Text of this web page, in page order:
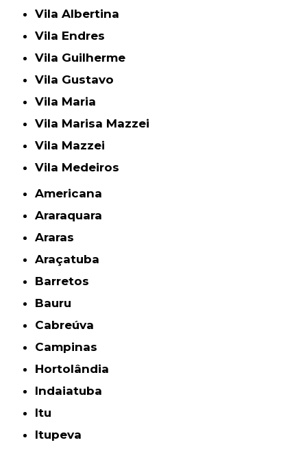
Vila Albertina
Vila Endres
Vila Guilherme
Vila Gustavo
Vila Maria
Vila Marisa Mazzei
Vila Mazzei
Vila Medeiros
Americana
Araraquara
Araras
Araçatuba
Barretos
Bauru
Cabreúva
Campinas
Hortolândia
Indaiatuba
Itu
Itupeva